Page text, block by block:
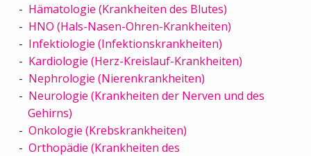
Hämatologie (Krankheiten des Blutes)
HNO (Hals-Nasen-Ohren-Krankheiten)
Infektiologie (Infektionskrankheiten)
Kardiologie (Herz-Kreislauf-Krankheiten)
Nephrologie (Nierenkrankheiten)
Neurologie (Krankheiten der Nerven und des
Gehirns)
Onkologie (Krebskrankheiten)
Orthopädie (Krankheiten des